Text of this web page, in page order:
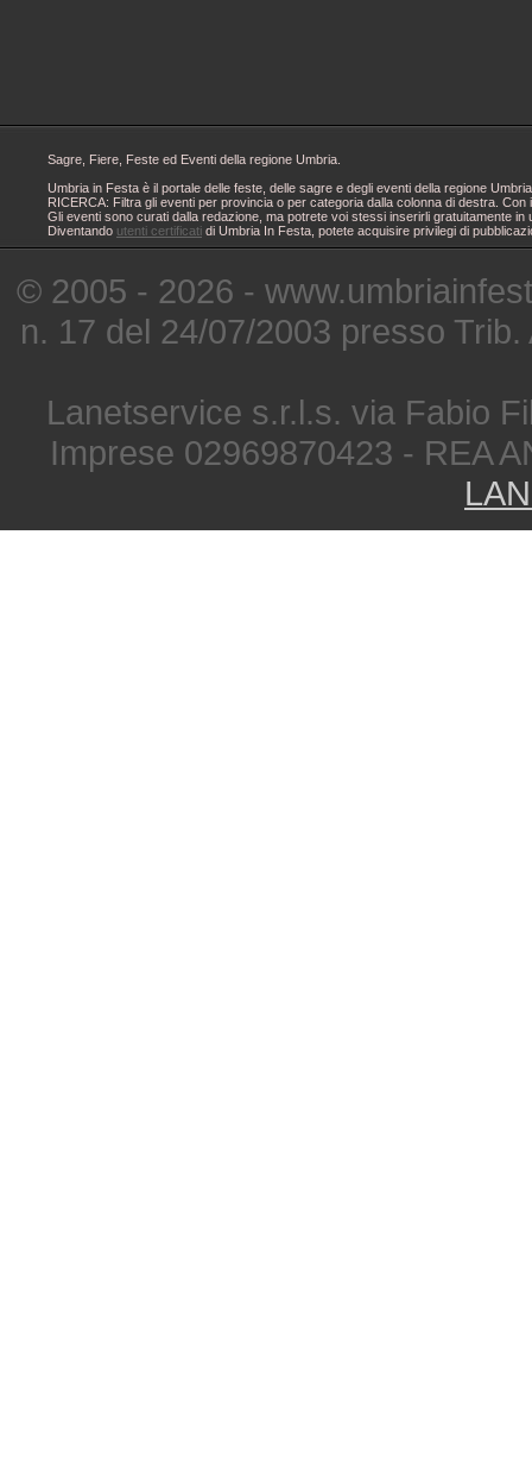
Sagre, Fiere, Feste ed Eventi della regione Umbria.
Umbria in Festa è il portale delle feste, delle sagre e degli eventi della regione
RICERCA: Filtra gli eventi per provincia o per categoria dalla colonna di destra.
Gli eventi sono curati dalla redazione, ma potrete voi stessi inserirli gratuitamente
Diventando utenti certificati di Umbria In Festa, potete acquisire privilegi di
© 2005 - 2026 -
n. 17 del 24/07/2003 presso
Lanetservice s.r.l.s. via Fabio
Imprese 02969870423 - REA